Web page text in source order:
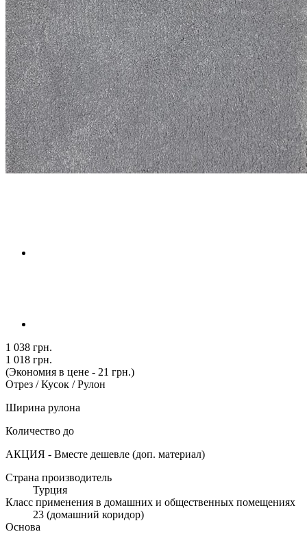
1 038 грн.
1 018 грн.
(Экономия в цене - 21 грн.)
Отрез / Кусок / Рулон
Ширина рулона
Количество до
АКЦИЯ - Вместе дешевле (доп. материал)
Страна производитель
Турция
Класс применения в домашних и общественных помещениях
23 (домашний коридор)
Основа